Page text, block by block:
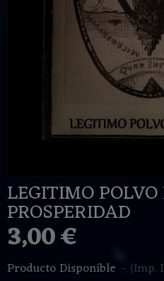
LEGITIMO POLVO
PROSPERIDAD
3,00 €
Producto Disponible - (Imp.